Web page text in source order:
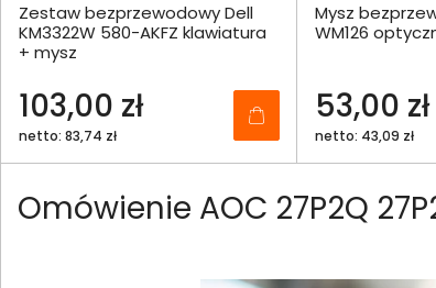
Zestaw bezprzewodowy Dell
KM3322W 580-AKFZ klawiatura
+ mysz
103,00 zł
netto: 83,74 zł
Mysz
WM126
53,00 zł
netto: 43,09 zł
Omówienie AOC 27P2Q